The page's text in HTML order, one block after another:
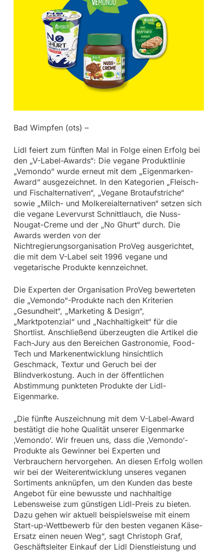
Bad Wimpfen (ots) –
Lidl feiert zum fünften Mal in Folge einen Erfolg bei
den „V-Label-Awards“: Die vegane Produktlinie
„Vemondo“ wurde erneut mit dem „Eigenmarken-
Award“ ausgezeichnet. In den Kategorien „Fleisch-
und Fischalternativen“, „Vegane Brotaufstriche“
sowie „Milch- und Molkereialternativen“ setzen sich
die vegane Levervurst Schnittlauch, die Nuss-
Nougat-Creme und der „No Ghurt“ durch. Die
Awards werden von der
Nichtregierungsorganisation ProVeg ausgerichtet,
die mit dem V-Label seit 1996 vegane und
vegetarische Produkte kennzeichnet.
Die Experten der Organisation ProVeg bewerteten
die „Vemondo“-Produkte nach den Kriterien
„Gesundheit“, „Marketing & Design“,
„Marktpotenzial“ und „Nachhaltigkeit“ für die
Shortlist. Anschließend überzeugten die Artikel die
Fach-Jury aus den Bereichen Gastronomie, Food-
Tech und Markenentwicklung hinsichtlich
Geschmack, Textur und Geruch bei der
Blindverkostung. Auch in der öffentlichen
Abstimmung punkteten Produkte der Lidl-
Eigenmarke.
„Die fünfte Auszeichnung mit dem V-Label-Award
bestätigt die hohe Qualität unserer Eigenmarke
‚Vemondo‘. Wir freuen uns, dass die ‚Vemondo‘-
Produkte als Gewinner bei Experten und
Verbrauchern hervorgehen. An diesen Erfolg wollen
wir bei der Weiterentwicklung unseres veganen
Sortiments anknüpfen, um den Kunden das beste
Angebot für eine bewusste und nachhaltige
Lebensweise zum günstigen Lidl-Preis zu bieten.
Dazu gehen wir aktuell beispielsweise mit einem
Start-up-Wettbewerb für den besten veganen Käse-
Ersatz einen neuen Weg“, sagt Christoph Graf,
Geschäftsleiter Einkauf der Lidl Dienstleistung und